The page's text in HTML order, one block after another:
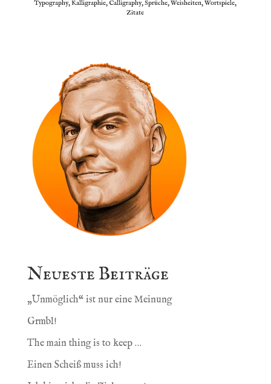
Typography, Kalligraphie, Calligraphy, Sprüche, Weisheiten, Wortspiele,
Zitate
Neueste Beiträge
„Unmöglich“ ist nur eine Meinung
Grmbl!
The main thing is to keep …
Einen Scheiß muss ich!